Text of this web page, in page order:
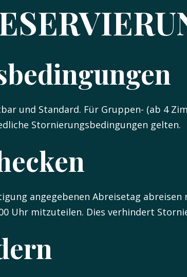
und Standard. Für Gruppen- (ab 4
Stornierungsbedingungen gelten.
angegebenen Abreisetag
Uhr mitzuteilen. Dies verhindert